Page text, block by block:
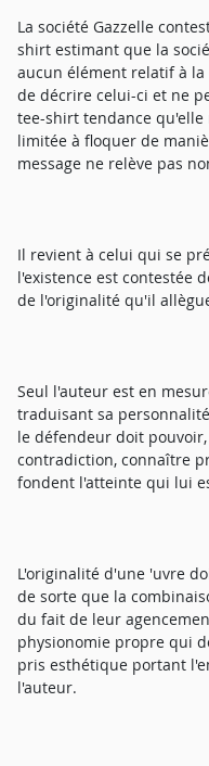
La société Gazzelle
shirt estimant que la
aucun élément relatif à
de décrire celui-ci et ne
tee-shirt tendance qu'elle
limitée à floquer de
message ne relève pas
Il revient à celui qui se
l'existence est contestée
de l'originalité qu'il
Seul l'auteur est en
traduisant sa
le défendeur doit
contradiction, connaître
fondent l'atteinte qui lui
L'originalité d'une 'uvre
de sorte que la
du fait de leur
physionomie propre qui
pris esthétique portant
l'auteur.